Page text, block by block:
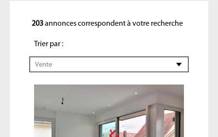
203annonces correspondent à votre recherche
Trier par :
Vente